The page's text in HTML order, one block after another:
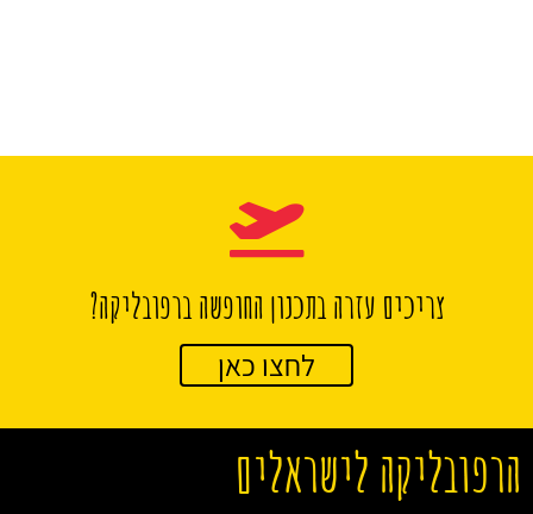
צריכים עזרה בתכנון החופשה ברפובליקה?
לחצו כאן
הרפובליקה לישראלים